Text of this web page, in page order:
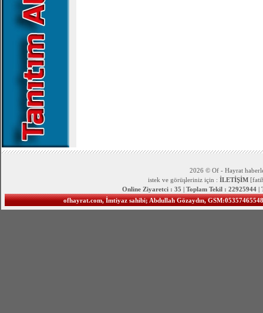
2026 © Of - Hayrat
istek ve görüşleriniz için : İLETİŞİM
Online Ziyaretci : 35 | Toplam Tekil : 22925944 |
ofhayrat.com, İmtiyaz sahibi; Abdullah Gözaydın,